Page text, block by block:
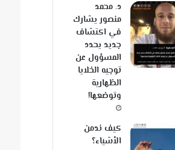
د. محمد
منصور يشارك
في اكتشاف
جديد يحدد
المسؤول عن
توجيه الخلايا
الظهارية
وتوضعها!
كيف ندمن
الأشياء؟